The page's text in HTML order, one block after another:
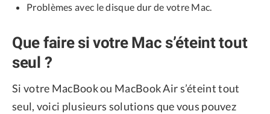
Problèmes avec le disque dur de votre Mac.
Que faire si votre Mac s’éteint tout
seul ?
Si votre MacBook ou MacBook Air s’éteint tout
seul, voici plusieurs solutions que vous pouvez